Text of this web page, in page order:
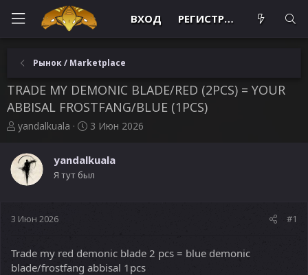
ВХОД РЕГИСТРАЦИЯ
Рынок / Marketplace
TRADE MY DEMONIC BLADE/RED (2PCS) = YOUR
ABBISAL FROSTFANG/BLUE (1PCS)
А
т
о
р
м
yandalkuala
Д
а
н
3 Июн 2026
yandalkuala
Я тут был
3 Июн 2026 #1
Trade my red demonic blade 2 pcs = blue demonic
blade/frostfang abbisal 1pcs